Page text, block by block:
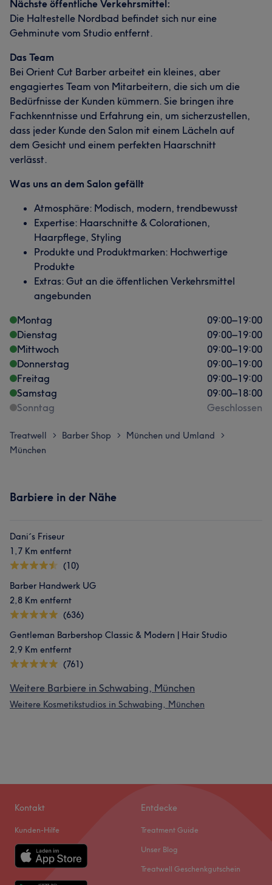
Nächste öffentliche Verkehrsmittel:
Die Haltestelle Nordbad befindet sich nur eine
Gehminute vom Studio entfernt.
Das Team
Bei Orient Cut Barber arbeitet ein kleines, aber
engagiertes Team von Mitarbeitern, die sich um die
Bedürfnisse der Kunden kümmern. Sie bringen ihre
Fachkenntnisse und Erfahrung ein, um sicherzustellen,
dass jeder Kunde den Salon mit einem Lächeln auf
dem Gesicht und einem perfekten Haarschnitt
verlässt.
Was uns an dem Salon gefällt
Atmosphäre: Modisch, modern, trendbewusst
Expertise: Haarschnitte & Colorationen,
Haarpflege, Styling
Produkte und Produktmarken: Hochwertige
Produkte
Extras: Gut an die öffentlichen Verkehrsmittel
angebunden
Montag
09:00–19:00
Dienstag
09:00–19:00
Mittwoch
09:00–19:00
Donnerstag
09:00–19:00
Freitag
09:00–19:00
Samstag
09:00–18:00
Sonntag
Geschlossen
Treatwell > Barber Shop > München und Umland >
München
Barbiere in der Nähe
Dani´s Friseur
1,7 Km entfernt
(10)
Barber Handwerk UG
2,8 Km entfernt
(636)
Gentleman Barbershop Classic & Modern | Hair Studio
2,9 Km entfernt
(761)
Weitere Barbiere in Schwabing, München
Weitere Kosmetikstudios in Schwabing, München
Kontakt
Kunden-Hilfe
Entdecke
Treatment Guide
Unser Blog
Treatwell Geschenkgutschein